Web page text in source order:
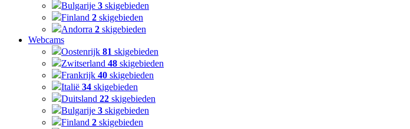
Bulgarije 3 skigebieden
Finland 2 skigebieden
Andorra 2 skigebieden
Webcams
Oostenrijk 81 skigebieden
Zwitserland 48 skigebieden
Frankrijk 40 skigebieden
Italië 34 skigebieden
Duitsland 22 skigebieden
Bulgarije 3 skigebieden
Finland 2 skigebieden